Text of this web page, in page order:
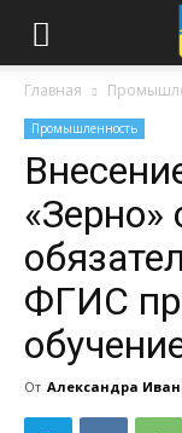
Главная
Промышленность
«Зерно»
ФГИС
От Александра